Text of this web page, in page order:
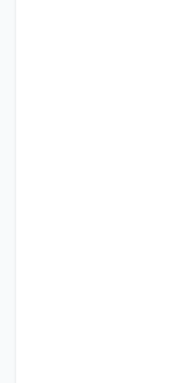
آب خانگی
آب از فیلتر
شده اند. هد
شده از موتور
را افزایش دهد.
هد پمپ، در
معمولا هدها
میشوند و
و در واقع همه
نصب بر روی همه